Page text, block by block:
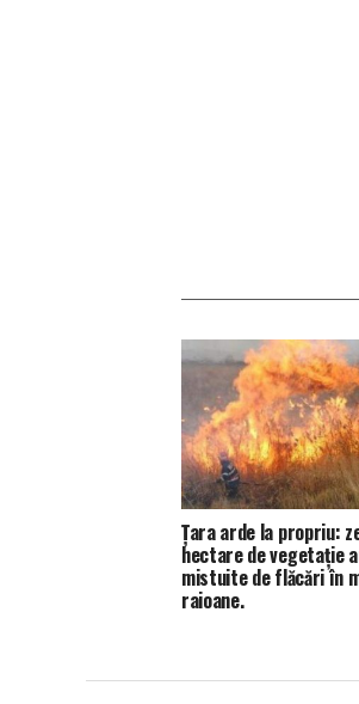
Țara arde la propriu:
hectare de vegetație
mistuite de flăcări în
raioane.